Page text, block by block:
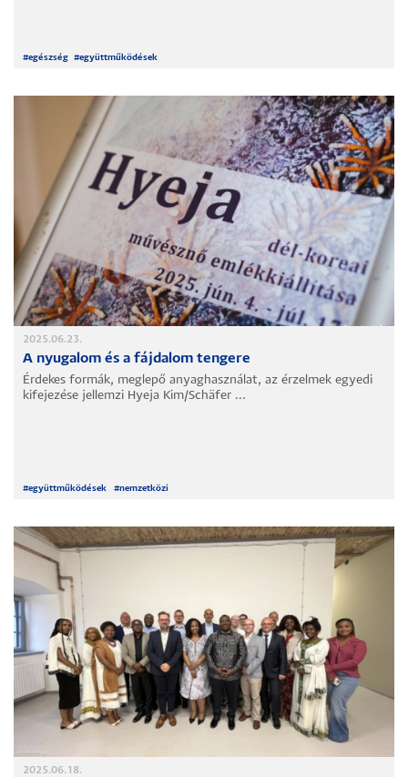
#egészség #együttműködések
2025.06.23.
A nyugalom és a fájdalom tengere
Érdekes formák, meglepő anyaghasználat, az érzelmek egyedi
kifejezése jellemzi Hyeja Kim/Schäfer ...
#együttműködések #nemzetközi
2025.06.18.